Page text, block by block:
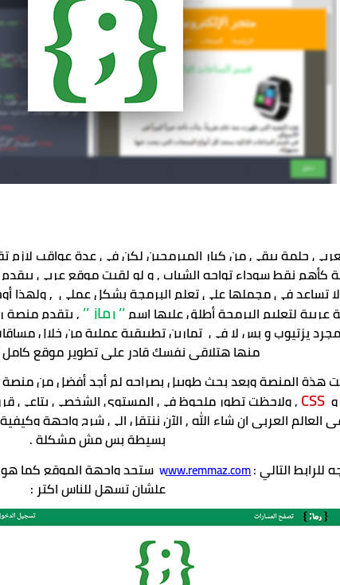
عربية لتعليم البرمجة أطلق عليها اسم ’’ رماز ’’
منها هتلاقى نفسك قادر على تطوير موقع كامل
و CSS
بسيطة بس مش مشكلة .
للرابط التالي :www.remmaz.com
علشان تسهل للناس اكتر :